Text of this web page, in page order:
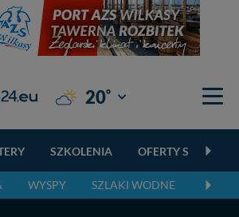
20° Giżycko
SZKOLENIA OFERTY
WYSPY SZLAKI WODNE